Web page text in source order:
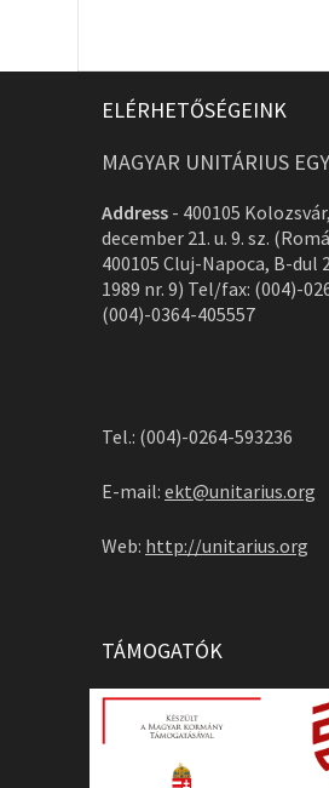
ELÉRHETŐSÉGEINK
MAGYAR UNITÁRIUS
Address - 400105
december 21. u. 9. sz.
400105 Cluj-Napoca, B-dul
1989 nr. 9) Tel/fax: (004)-
(004)-0364-405557
Tel.: (004)-0264-593236
E-mail: ekt@unitarius.org
Web: http://unitarius.org
TÁMOGATÓK